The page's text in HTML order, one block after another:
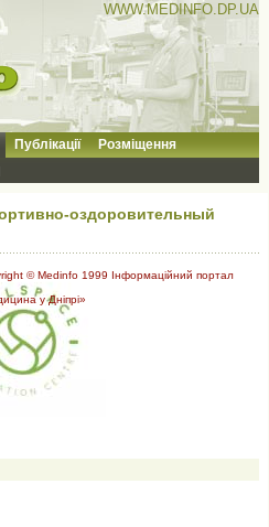
WWW.MEDINFO.DP.UA
Публікації Розміщення
оздоровительный
© Medinfo 1999 Інформаційний портал
у Дніпрі»